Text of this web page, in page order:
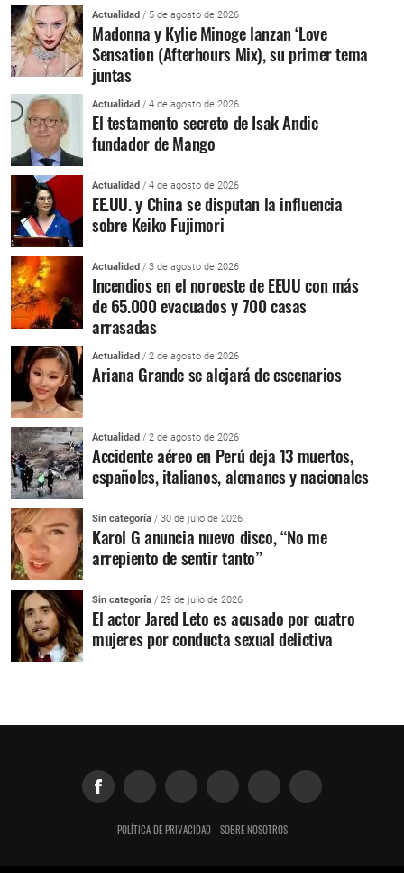
Actualidad / 5 de agosto de 2026
Madonna y Kylie Minoge lanzan ‘Love
Sensation (Afterhours Mix), su primer tema
juntas
Actualidad / 4 de agosto de 2026
El testamento secreto de Isak Andic
fundador de Mango
Actualidad / 4 de agosto de 2026
EE.UU. y China se disputan la influencia
sobre Keiko Fujimori
Actualidad / 3 de agosto de 2026
Incendios en el noroeste de EEUU con más
de 65.000 evacuados y 700 casas
arrasadas
Actualidad / 2 de agosto de 2026
Ariana Grande se alejará de escenarios
Actualidad / 2 de agosto de 2026
Accidente aéreo en Perú deja 13 muertos,
españoles, italianos, alemanes y nacionales
Sin categoría / 30 de julio de 2026
Karol G anuncia nuevo disco, “No me
arrepiento de sentir tanto”
Sin categoría / 29 de julio de 2026
El actor Jared Leto es acusado por cuatro
mujeres por conducta sexual delictiva
POLÍTICA DE PRIVACIDAD SOBRE NOSOTROS